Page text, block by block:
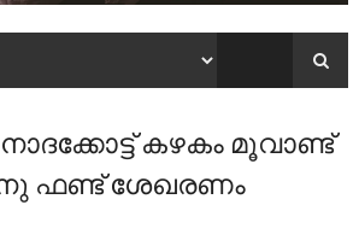
കഴകം മൂവാണ്ട്
ഫണ്ട് ശേഖരണം